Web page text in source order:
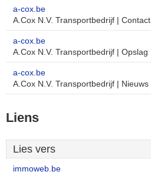
a-cox.be
A.Cox N.V. Transportbedrijf | Contact
a-cox.be
A.Cox N.V. Transportbedrijf | Opslag
a-cox.be
A.Cox N.V. Transportbedrijf | Nieuws
Liens
Lies vers
immoweb.be